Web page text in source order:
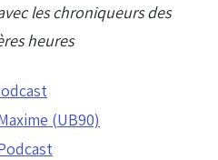
les chroniqueurs des
heures
(UB90)